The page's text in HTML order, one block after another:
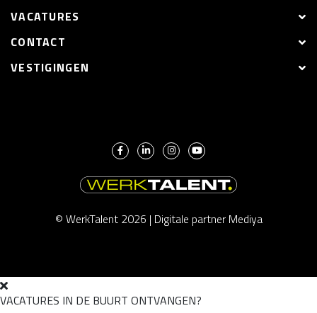
VACATURES
CONTACT
VESTIGINGEN
© WerkTalent 2026 | Digitale partner Mediya
VACATURES IN DE BUURT ONTVANGEN?